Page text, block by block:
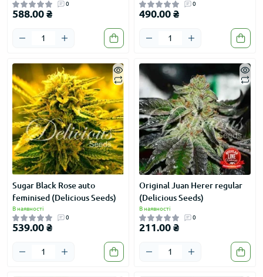
0
588.00 ₴
0
490.00 ₴
Sugar Black Rose auto
feminised (Delicious Seeds)
В наявності
0
539.00 ₴
Original Juan Herer regular
(Delicious Seeds)
В наявності
0
211.00 ₴